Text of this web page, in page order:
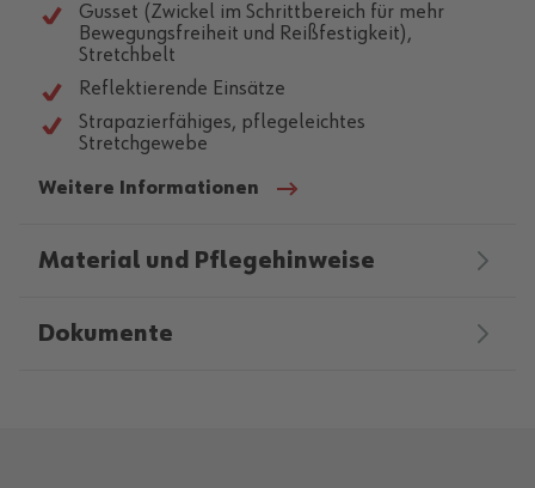
Gusset (Zwickel im Schrittbereich für mehr
Bewegungsfreiheit und Reißfestigkeit),
Stretchbelt
Reflektierende Einsätze
Strapazierfähiges, pflegeleichtes
Stretchgewebe
Weitere Informationen
Material und Pflegehinweise
Dokumente